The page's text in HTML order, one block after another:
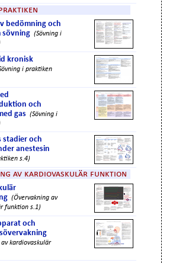
bedömning och
sövning (Sövning i
kronisk
i praktiken
och
gas (Sövning i
stadier och
anestesin
s.4)
av kardiovaskulär funktion
(Övervakning av
funktion s.1)
och
kardiovaskulär